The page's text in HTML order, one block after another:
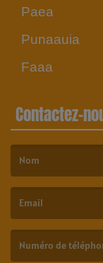
Paea
Punaauia
Faaa
Contactez-